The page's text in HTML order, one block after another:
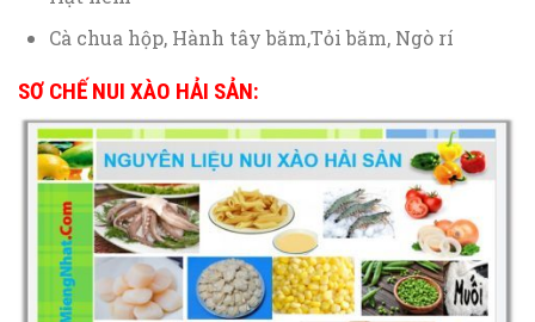
Cà chua hộp, Hành tây băm,Tỏi băm, Ngò rí
SƠ CHẾ NUI XÀO HẢI SẢN: